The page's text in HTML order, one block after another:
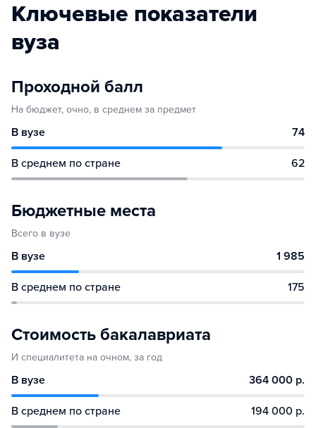
Ключевые показатели
вуза
Проходной балл
На бюджет, очно, в среднем за предмет
В вузе 74
В среднем по стране 62
Бюджетные места
Всего в вузе
В вузе 1 985
В среднем по стране 175
Стоимость бакалавриата
И специалитета на очном, за год
В вузе 364 000 р.
В среднем по стране 194 000 р.